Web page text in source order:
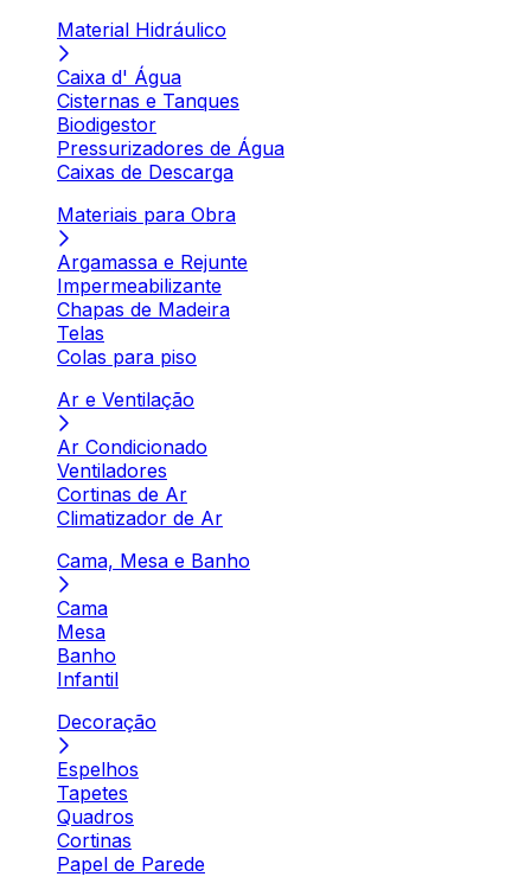
Material Hidráulico
Caixa d' Água
Cisternas e Tanques
Biodigestor
Pressurizadores de Água
Caixas de Descarga
Materiais para Obra
Argamassa e Rejunte
Impermeabilizante
Chapas de Madeira
Telas
Colas para piso
Ar e Ventilação
Ar Condicionado
Ventiladores
Cortinas de Ar
Climatizador de Ar
Cama, Mesa e Banho
Cama
Mesa
Banho
Infantil
Decoração
Espelhos
Tapetes
Quadros
Cortinas
Papel de Parede